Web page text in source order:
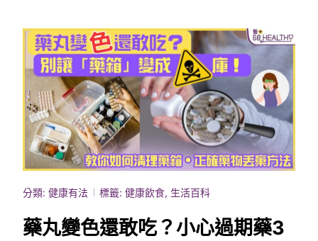
分類: 健康有法 標籤: 健康飲食, 生活百科
藥丸變色還敢吃？小心過期藥3